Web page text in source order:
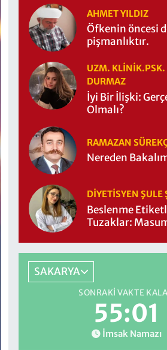
AHMET YILDIZ
Öfkenin öncesi
pişmanlıktır.
UZM. KLINIK.PSK.
DURMAZ
İyi Bir İlişki:
Olmalı?
RAMAZAN
Nereden
DIYETISYEN ŞULE
Beslenme
Tuzaklar:
SAKARYA
SONRAKI VAKTE
54:59
İmsak Namazı